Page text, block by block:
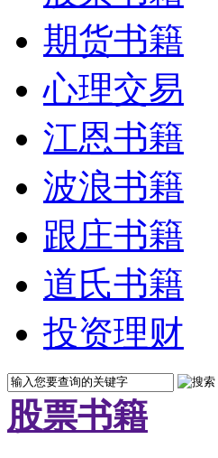
期货书籍
心理交易
江恩书籍
波浪书籍
跟庄书籍
道氏书籍
投资理财
股票书籍